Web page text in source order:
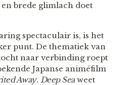
brede glimlach doet
spectaculair is, is het
punt. De thematiek van
naar verbinding roept
Japanse animéfilm
Away. Deep Seaweet